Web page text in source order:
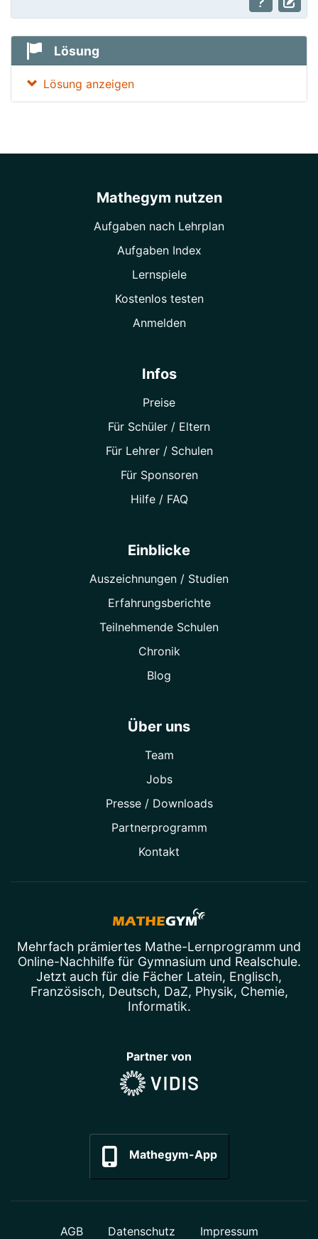
Lösung
Lösung anzeigen
Mathegym nutzen
Aufgaben nach Lehrplan
Aufgaben Index
Lernspiele
Kostenlos testen
Anmelden
Infos
Preise
Für Schüler / Eltern
Für Lehrer / Schulen
Für Sponsoren
Hilfe / FAQ
Einblicke
Auszeichnungen / Studien
Erfahrungsberichte
Teilnehmende Schulen
Chronik
Blog
Über uns
Team
Jobs
Presse / Downloads
Partner­programm
Kontakt
Mehrfach prämiertes Mathe-Lernprogramm und
Online-Nachhilfefür Gymnasium und Realschule.
Jetzt auch für die Fächer Latein, Englisch,
Französisch, Deutsch, DaZ, Physik, Chemie,
Informatik.
Partner von
Mathegym-App
AGB Datenschutz Impressum